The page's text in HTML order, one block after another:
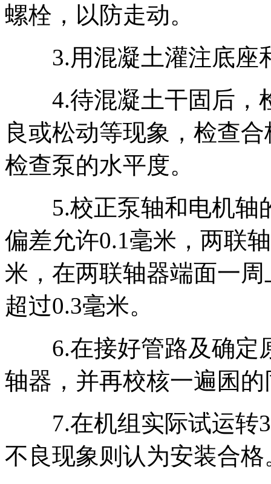
螺栓，以防走动。
3.用混凝土灌注底座
4.待混凝土干固后，
良或松动等现象，检查
检查泵的水平度。
5.校正泵轴和电机轴
偏差允许0.1毫米，两联
米，在两联轴器端面一
超过0.3毫米。
6.在接好管路及确定
轴器，并再校核一遍囷
7.在机组实际试运转
不良现象则认为安装合格